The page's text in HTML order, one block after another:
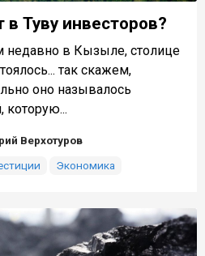
Туву инвесторов?
недавно в Кызыле, столице
так скажем,
оно называлось
которую...
Верхотуров
Экономика